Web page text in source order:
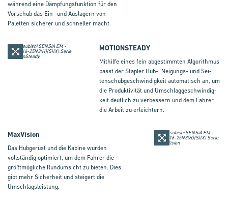
während eine Dämp­fungs­funk­ti­on für den
Vorschub das Ein- und Auslagern von
Paletten sicherer und schneller macht.
MOTIONSTEADY
Mithilfe eines fein abgestimmten Algorithmus
passt der Stapler Hub-, Neigungs- und Sei­
ten­schub­ge­schwin­dig­keit automatisch an, um
die Produktivität und Um­schlag­ge­schwin­dig­
keit deutlich zu verbessern und dem Fahrer
die Arbeit zu erleichtern.
MaxVision
Das Hubgerüst und die Kabine wurden
vollständig optimiert, um dem Fahrer die
größtmögliche Rundumsicht zu bieten. Dies
gibt mehr Sicherheit und steigert die
Umschlagsleistung.